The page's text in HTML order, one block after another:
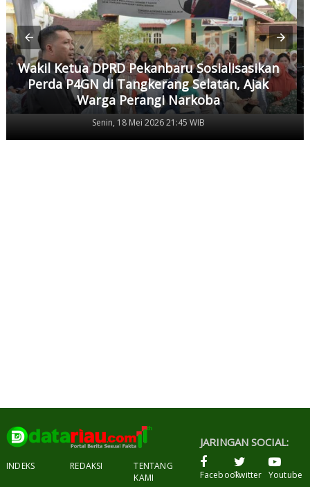
Wakil Ketua DPRD Pekanbaru Sosialisasikan
Perda P4GN di Tangkerang Selatan, Ajak
Warga Perangi Narkoba
Senin, 18 Mei 2026 21:45 WIB
INDEKS REDAKSI
TENTANG
KAMI
JARINGAN SOCIAL:
FacebookTwitter Youtube